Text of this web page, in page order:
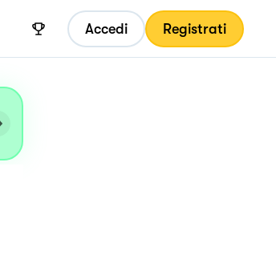
Accedi Registrati